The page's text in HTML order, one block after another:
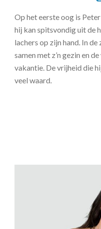
Op het eerste oog is
hij kan spitsvondig uit de
lachers op zijn hand. In
samen met z’n gezin en
vakantie. De vrijheid die
veel waard.